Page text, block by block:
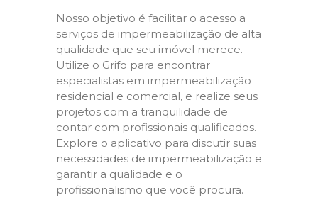
Nosso objetivo é facilitar o acesso a
serviços de impermeabilização de alta
qualidade que seu imóvel merece.
Utilize o Grifo para encontrar
especialistas em impermeabilização
residencial e comercial, e realize seus
projetos com a tranquilidade de
contar com profissionais qualificados.
Explore o aplicativo para discutir suas
necessidades de impermeabilização e
garantir a qualidade e o
profissionalismo que você procura.